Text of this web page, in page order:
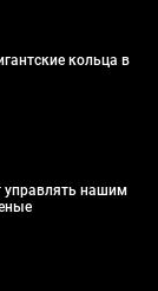
кольца в
управлять нашим